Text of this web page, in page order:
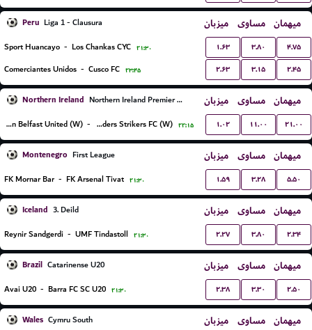
Peru Liga 1 - Clausura میزبان مساوی میهمان
Sport Huancayo - Los Chankas CYC ۲۱:۳۰ ۱.۶۳ ۳.۸۰ ۴.۷۵
Comerciantes Unidos - Cusco FC ۲۳:۴۵ ۲.۶۳ ۳.۱۵ ۲.۴۵
Northern Ireland Northern Ireland Premier League Women میزبان مساوی میهمان
Glentoran Belfast United (W) - Crusaders Strikers FC (W) ۲۲:۱۵ ۱.۰۲ ۱۱.۰۰ ۲۱.۰۰
Montenegro First League میزبان مساوی میهمان
FK Mornar Bar - FK Arsenal Tivat ۲۱:۳۰ ۱.۵۹ ۳.۲۸ ۵.۵۰
Iceland 3. Deild میزبان مساوی میهمان
Reynir Sandgerdi - UMF Tindastoll ۲۱:۳۰ ۲.۲۷ ۳.۸۰ ۲.۳۴
Brazil Catarinense U20 میزبان مساوی میهمان
Avai U20 - Barra FC SC U20 ۲۱:۳۰ ۲.۳۸ ۳.۳۰ ۲.۵۰
Wales Cymru South میزبان مساوی میهمان